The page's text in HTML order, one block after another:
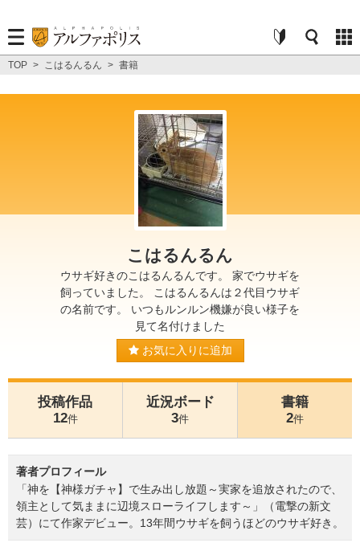
TOP > こはるんるん > 書籍
こはるんるん
ウサギ好きのこはるんるんです。 家でウサギを
飼っていました。 こはるんるんは２代目ウサギ
の名前です。 いつもルンルン機嫌が良い様子を
見て名付けました
お気に入りに追加
投稿作品
12件
近況ボード
3件
書籍
2件
著者プロフィール
「神を【神様ガチャ】で生み出し放題～実家を追放されたので、
領主として気ままに辺境スローライフします～」（電撃の新文
芸）にて作家デビュー。13年間ウサギを飼うほどのウサギ好き。